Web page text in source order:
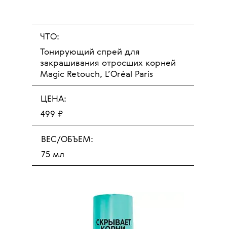
ЧТО:
Тонирующий спрей для
закрашивания отросших корней
Magic Retouch, L’Oréal Paris
ЦЕНА:
499 ₽
ВЕС/ОБЪЕМ:
75 мл